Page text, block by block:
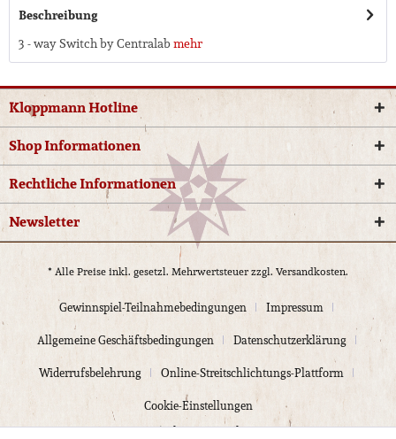
Beschreibung
3 - way Switch by Centralabmehr
Kloppmann Hotline
Shop Informationen
Rechtliche Informationen
Newsletter
* Alle Preise inkl. gesetzl. Mehrwertsteuer zzgl. Versandkosten.
Gewinnspiel-Teilnahmebedingungen
Impressum
Allgemeine Geschäftsbedingungen
Datenschutzerklärung
Widerrufsbelehrung
Online-Streitschlichtungs-Plattform
Cookie-Einstellungen
© 2024 Kloppmann Electrics